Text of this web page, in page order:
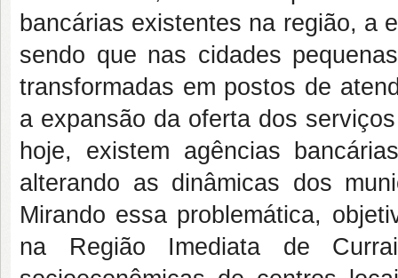
bancárias existentes na região, a
sendo que nas cidades
transformadas em postos de
a expansão da oferta dos
hoje, existem agências
alterando as dinâmicas dos
Mirando essa problemática,
na Região Imediata de